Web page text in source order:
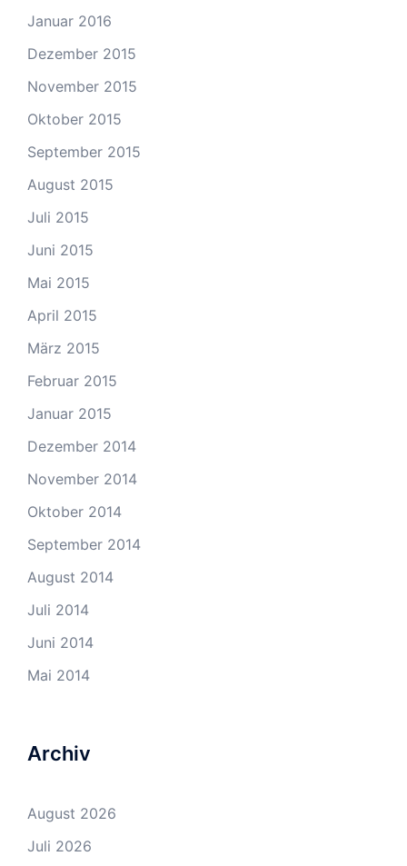
Januar 2016
Dezember 2015
November 2015
Oktober 2015
September 2015
August 2015
Juli 2015
Juni 2015
Mai 2015
April 2015
März 2015
Februar 2015
Januar 2015
Dezember 2014
November 2014
Oktober 2014
September 2014
August 2014
Juli 2014
Juni 2014
Mai 2014
Archiv
August 2026
Juli 2026